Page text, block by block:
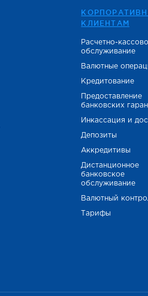
КЛИЕНТАМ
Расчетно-
обслуживание
Валютные
Кредитование
Предоставление
банковских
Инкассация и
Депозиты
Аккредитивы
Дистанционное
банковское
обслуживание
Валютный
Тарифы